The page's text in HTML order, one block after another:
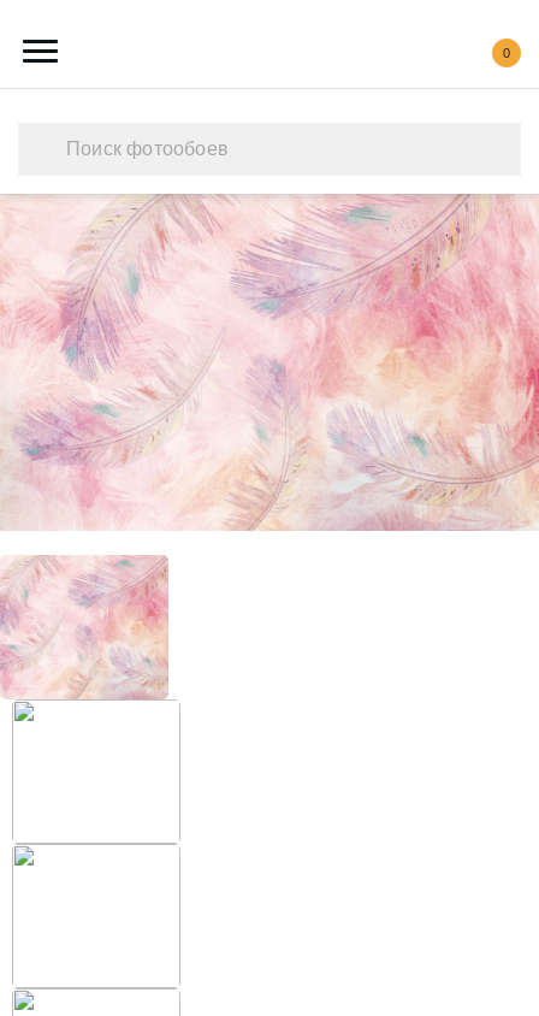
0
Каталог обоев
Наши работы
Создать свои фотообои
Акции
О нас
Контакты
+38 (097) 151 87 57
Избранное